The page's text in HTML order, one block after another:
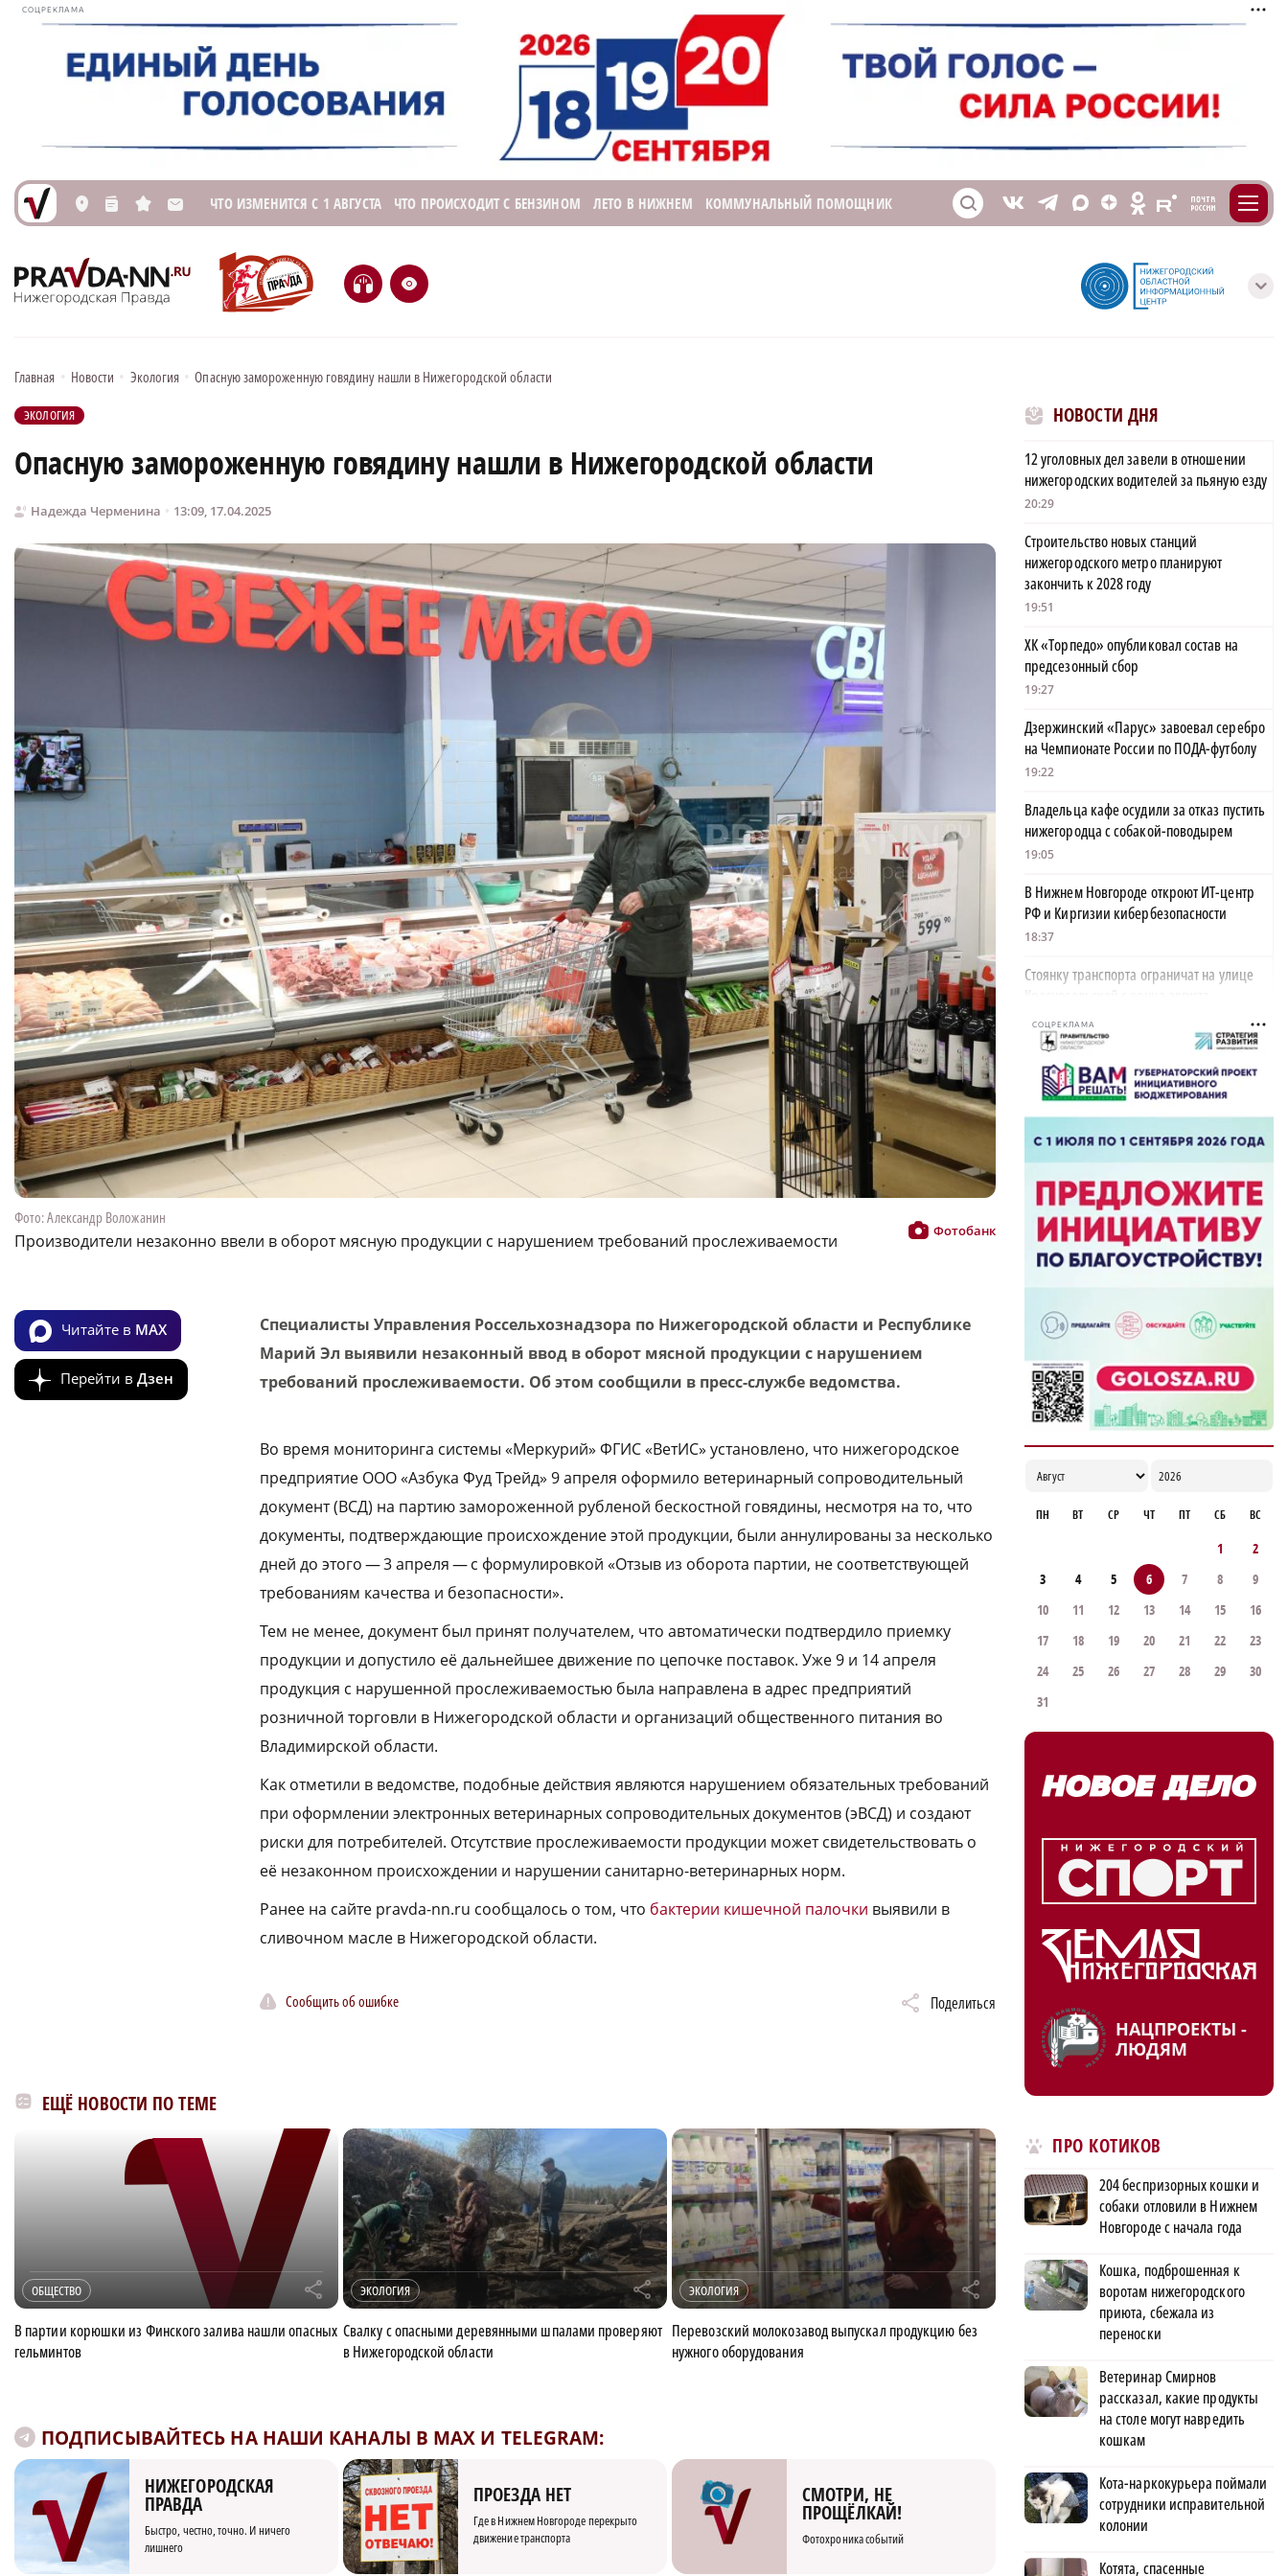
СОЦРЕКЛАМА
L n s M ЧТО ИЗМЕНИТСЯ С 1 АВГУСТА ЧТО ПРОИСХОДИТ С БЕНЗИНОМ ЛЕТО В НИЖНЕМ КОММУНАЛЬНЫЙ ПОМОЩНИК S V T X Z O E m
H e с
Главная • Новости • Экология • Опасную замороженную говядину нашли в Нижегородской области
ЭКОЛОГИЯ
Опасную замороженную говядину нашли в Нижегородской области
Надежда Черменина 13:09, 17.04.2025
Фото: Александр Воложанин
Производители незаконно ввели в оборот мясную продукции с нарушением требований прослеживаемости Фотобанк
Читайте в MAX
Перейти в Дзен
Специалисты Управления Россельхознадзора по Нижегородской области и Республике
Марий Эл выявили незаконный ввод в оборот мясной продукции с нарушением
требований прослеживаемости. Об этом сообщили в пресс-службе ведомства.
Во время мониторинга системы «Меркурий» ФГИС «ВетИС» установлено, что нижегородское
предприятие ООО «Азбука Фуд Трейд» 9 апреля оформило ветеринарный сопроводительный
документ (ВСД) на партию замороженной рубленой бескостной говядины, несмотря на то, что
документы, подтверждающие происхождение этой продукции, были аннулированы за несколько
дней до этого — 3 апреля — с формулировкой «Отзыв из оборота партии, не соответствующей
требованиям качества и безопасности».
Тем не менее, документ был принят получателем, что автоматически подтвердило приемку
продукции и допустило её дальнейшее движение по цепочке поставок. Уже 9 и 14 апреля
продукция с нарушенной прослеживаемостью была направлена в адрес предприятий
розничной торговли в Нижегородской области и организаций общественного питания во
Владимирской области.
Как отметили в ведомстве, подобные действия являются нарушением обязательных требований
при оформлении электронных ветеринарных сопроводительных документов (эВСД) и создают
риски для потребителей. Отсутствие прослеживаемости продукции может свидетельствовать о
её незаконном происхождении и нарушении санитарно-ветеринарных норм.
Ранее на сайте pravda-nn.ru сообщалось о том, что бактерии кишечной палочки выявили в
сливочном масле в Нижегородской области.
Сообщить об ошибке Поделиться
ЕЩЁ НОВОСТИ ПО ТЕМЕ
ОБЩЕСТВО r
В партии корюшки из Финского залива нашли опасных
гельминтов
ЭКОЛОГИЯ r
Свалку с опасными деревянными шпалами проверяют
в Нижегородской области
ЭКОЛОГИЯ r
Перевозский молокозавод выпускал продукцию без
нужного оборудования
ПОДПИСЫВАЙТЕСЬ НА НАШИ КАНАЛЫ В MAX И TELEGRAM:
НИЖЕГОРОДСКАЯ
ПРАВДА
Быстро, честно, точно. И ничего
лишнего
ПРОЕЗДА НЕТ
Где в Нижнем Новгороде перекрыто
движение транспорта
СМОТРИ, НЕ
ПРОЩЁЛКАЙ!
Фотохроника событий
×
НОВОСТИ ДНЯ
12 уголовных дел завели в отношении
нижегородских водителей за пьяную езду
20:29
Строительство новых станций
нижегородского метро планируют
закончить к 2028 году
19:51
ХК «Торпедо» опубликовал состав на
предсезонный сбор
19:27
Дзержинский «Парус» завоевал серебро
на Чемпионате России по ПОДА-футболу
19:22
Владельца кафе осудили за отказ пустить
нижегородца с собакой-поводырем
19:05
В Нижнем Новгороде откроют ИТ-центр
РФ и Киргизии кибербезопасности
18:37
Стоянку транспорта ограничат на улице
Красносельской с конца августа
18:37
Волонтеры обнаружили заброшенный
дом, в котором живет около 20 собак и
щенков
18:02
В Нижегородской области наградили
более 40 организаций к Дню строителя
17:57
Садыр Жапаров и Глеб Никитин провели
рабочую встречу в Киргизии
17:38
СОЦРЕКЛАМА
ПН ВТ СР ЧТ ПТ СБ ВС
1
2
3
4 5 6 7 8
9
10
11 12 13 14 15
16
17
18 19 20 21 22
23
24
25 26 27 28 29
30
31
НАЦПРОЕКТЫ -
ЛЮДЯМ
ПРО КОТИКОВ
204 беспризорных кошки и
собаки отловили в Нижнем
Новгороде с начала года
Кошка, подброшенная к
воротам нижегородского
приюта, сбежала из
переноски
Ветеринар Смирнов
рассказал, какие продукты
на столе могут навредить
кошкам
Кота-наркокурьера поймали
сотрудники исправительной
колонии
Котята, спасенные